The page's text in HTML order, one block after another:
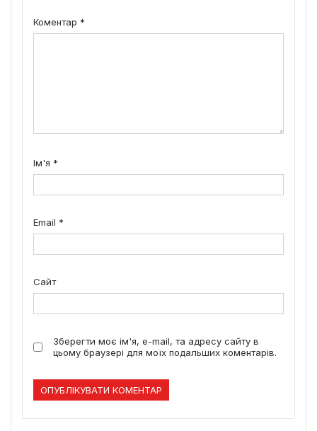
Коментар *
Ім'я *
Email *
Сайт
Зберегти моє ім'я, e-mail, та адресу сайту в
цьому браузері для моїх подальших коментарів.